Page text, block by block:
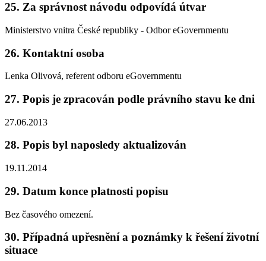
25. Za správnost návodu odpovídá útvar
Ministerstvo vnitra České republiky - Odbor eGovernmentu
26. Kontaktní osoba
Lenka Olivová, referent odboru eGovernmentu
27. Popis je zpracován podle právního stavu ke dni
27.06.2013
28. Popis byl naposledy aktualizován
19.11.2014
29. Datum konce platnosti popisu
Bez časového omezení.
30. Případná upřesnění a poznámky k řešení životní
situace